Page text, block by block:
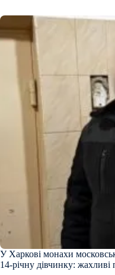
У Харкові монахи
14-річну дівчинку: жахливі